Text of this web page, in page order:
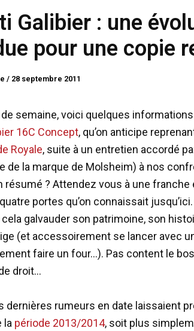
Galibier : une
pour une copie
/ 28 septembre 2011
semaine, voici quelques
16C Concept, qu’on anticipe
Royale, suite à un entretien accordé
de la marque de Molsheim) à nos
résumé ? Attendez vous à une
portes qu’on connaissait
galvauder son patrimoine, son
(et accessoirement se lancer avec
faire un four…). Pas content le
droit…
dernières rumeurs en date laissaient
la période 2013/2014, soit plus